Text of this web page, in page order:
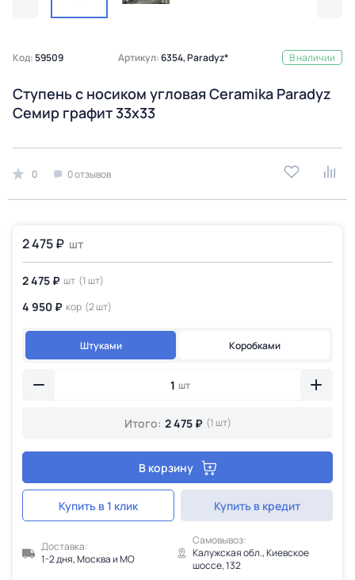
Код:59509 Артикул:6354, Paradyz* В наличии
Ступень с носиком угловая Ceramika Paradyz
Семир графит 33х33
0 0 отзывов
2 475 ₽ шт
2 475 ₽ шт (1 шт)
4 950 ₽ кор (2 шт)
Штуками Коробками
шт
Итого: 2 475 ₽ (1 шт)
В корзину
Купить в 1 клик Купить в кредит
Доставка:
1-2 дня, Москва и МО
Самовывоз:
Калужская обл., Киевское
шоссе, 132